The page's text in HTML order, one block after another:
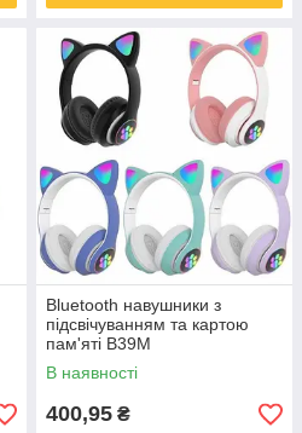
Bluetooth навушники з
підсвічуванням та картою
пам'яті B39M
В наявності
400,95 ₴